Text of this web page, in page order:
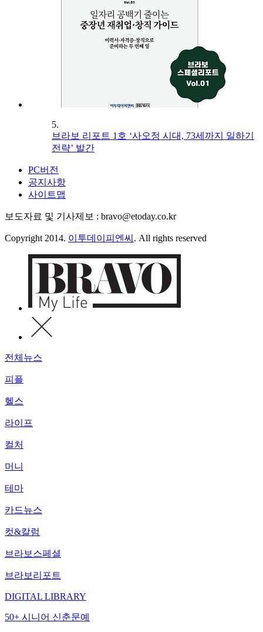
5.
브라보 리포트 1호 ‘사오정 시대, 73세까지 일하기
전략’ 발간
PC버전
공지사항
사이트맵
보도자료 및 기사제보 : bravo@etoday.co.kr
Copyright 2014. 이투데이피엔씨 . All rights reserved
전체뉴스
피플
헬스
라이프
컬처
머니
테마
카드뉴스
컷&칼럼
브라보스페셜
브라보리포트
DIGITAL LIBRARY
50+ 시니어 신춘문예